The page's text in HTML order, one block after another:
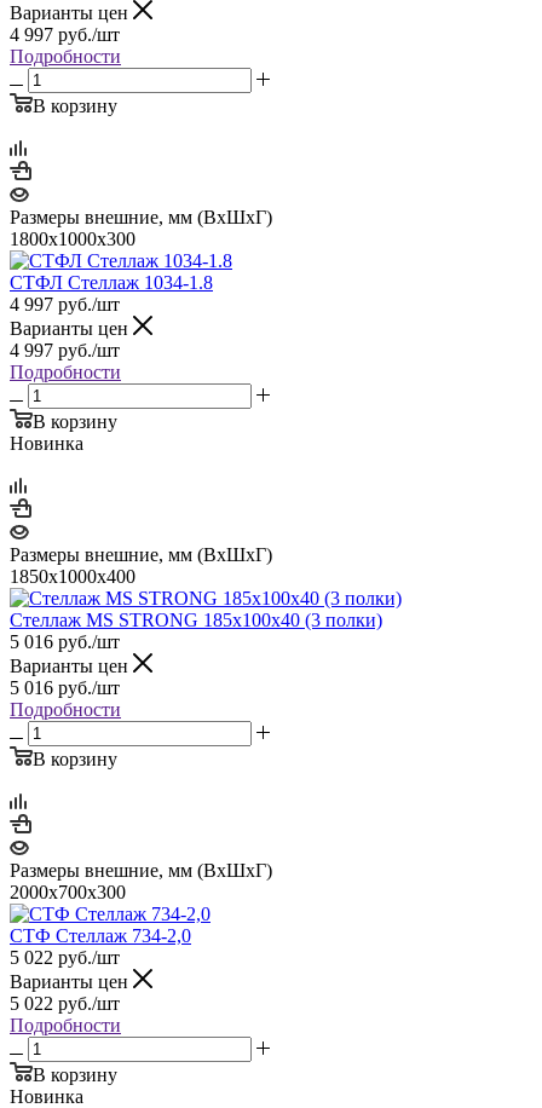
Варианты цен
4 997 руб./шт
Подробности
В корзину
Размеры внешние, мм (ВхШхГ)
1800х1000х300
СТФЛ Стеллаж 1034-1.8
4 997 руб./шт
Варианты цен
4 997 руб./шт
Подробности
В корзину
Новинка
Размеры внешние, мм (ВхШхГ)
1850x1000x400
Стеллаж MS STRONG 185x100x40 (3 полки)
5 016 руб./шт
Варианты цен
5 016 руб./шт
Подробности
В корзину
Размеры внешние, мм (ВхШхГ)
2000х700х300
СТФ Стеллаж 734-2,0
5 022 руб./шт
Варианты цен
5 022 руб./шт
Подробности
В корзину
Новинка